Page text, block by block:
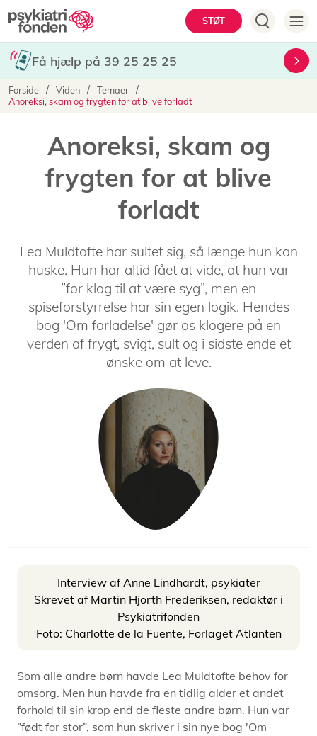
Gå
til
hovedindhold
STØT
Hovedmenu
Få hjælp på 39 25 25 25
Brødkrumme
Forside Viden
Temaer
Anoreksi, skam og frygten for at blive forladt
Anoreksi, skam og
frygten for at blive
forladt
Lea Muldtofte har sultet sig, så længe hun kan
huske. Hun har altid fået at vide, at hun var
”for klog til at være syg”, men en
spiseforstyrrelse har sin egen logik. Hendes
bog 'Om forladelse' gør os klogere på en
verden af frygt, svigt, sult og i sidste ende et
ønske om at leve.
Interview af Anne Lindhardt, psykiater
Skrevet af Martin Hjorth Frederiksen, redaktør i
Psykiatrifonden
Foto: Charlotte de la Fuente, Forlaget Atlanten
Som alle andre børn havde Lea Muldtofte behov for
omsorg. Men hun havde fra en tidlig alder et andet
forhold til sin krop end de fleste andre børn. Hun var
”født for stor”, som hun skriver i sin nye bog 'Om